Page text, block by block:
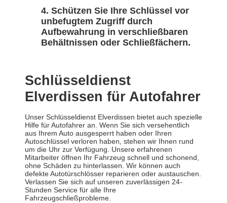
Schützen Sie Ihre Schlüssel vor
unbefugtem Zugriff durch
Aufbewahrung in verschließbaren
Behältnissen oder Schließfächern.
Schlüsseldienst
Elverdissen für Autofahrer
Unser Schlüsseldienst Elverdissen bietet auch spezielle
Hilfe für Autofahrer an. Wenn Sie sich versehentlich
aus Ihrem Auto ausgesperrt haben oder Ihren
Autoschlüssel verloren haben, stehen wir Ihnen rund
um die Uhr zur Verfügung. Unsere erfahrenen
Mitarbeiter öffnen Ihr Fahrzeug schnell und schonend,
ohne Schäden zu hinterlassen. Wir können auch
defekte Autotürschlösser reparieren oder austauschen.
Verlassen Sie sich auf unseren zuverlässigen 24-
Stunden Service für alle Ihre
Fahrzeugschließprobleme.